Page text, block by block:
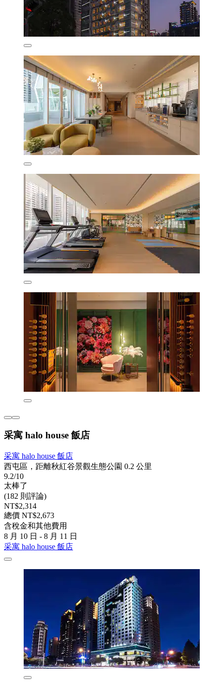
采寓 halo house 飯店
采寓 halo house 飯店
西屯區，距離秋紅谷景觀生態公園 0.2 公里
9.2/10
太棒了
(182 則評論)
NT$2,314
總價 NT$2,673
含稅金和其他費用
8 月 10 日 - 8 月 11 日
采寓 halo house 飯店